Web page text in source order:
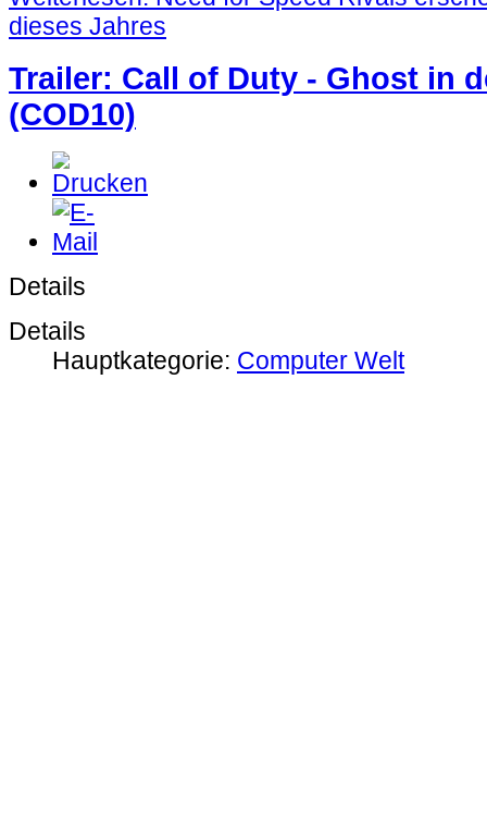
dieses Jahres
Trailer: Call of Duty - Ghost in
(COD10)
Details
Details
Hauptkategorie: Computer Welt